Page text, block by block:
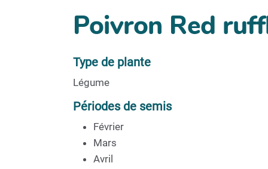
Poivron Red
Type de plante
Légume
Périodes de semis
Février
Mars
Avril